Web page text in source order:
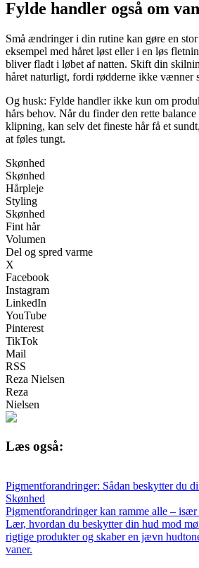
Fylde handler også om
Små ændringer i din rutine kan gøre en
eksempel med håret løst eller i en løs
bliver fladt i løbet af natten. Skift din
håret naturligt, fordi rødderne ikke vænner
Og husk: Fylde handler ikke kun om
hårs behov. Når du finder den rette
klipning, kan selv det fineste hår få et
at føles tungt.
Skønhed
Skønhed
Hårpleje
Styling
Skønhed
Fint hår
Volumen
Del og spred varme
X
Facebook
Instagram
LinkedIn
YouTube
Pinterest
TikTok
Mail
RSS
Reza Nielsen
Reza
Nielsen
Læs også:
Pigmentforandringer: Sådan beskytter du
Skønhed
Pigmentforandringer kan ramme alle –
Lær, hvordan du beskytter din hud mod
rigtige produkter og skaber en jævn
vaner.